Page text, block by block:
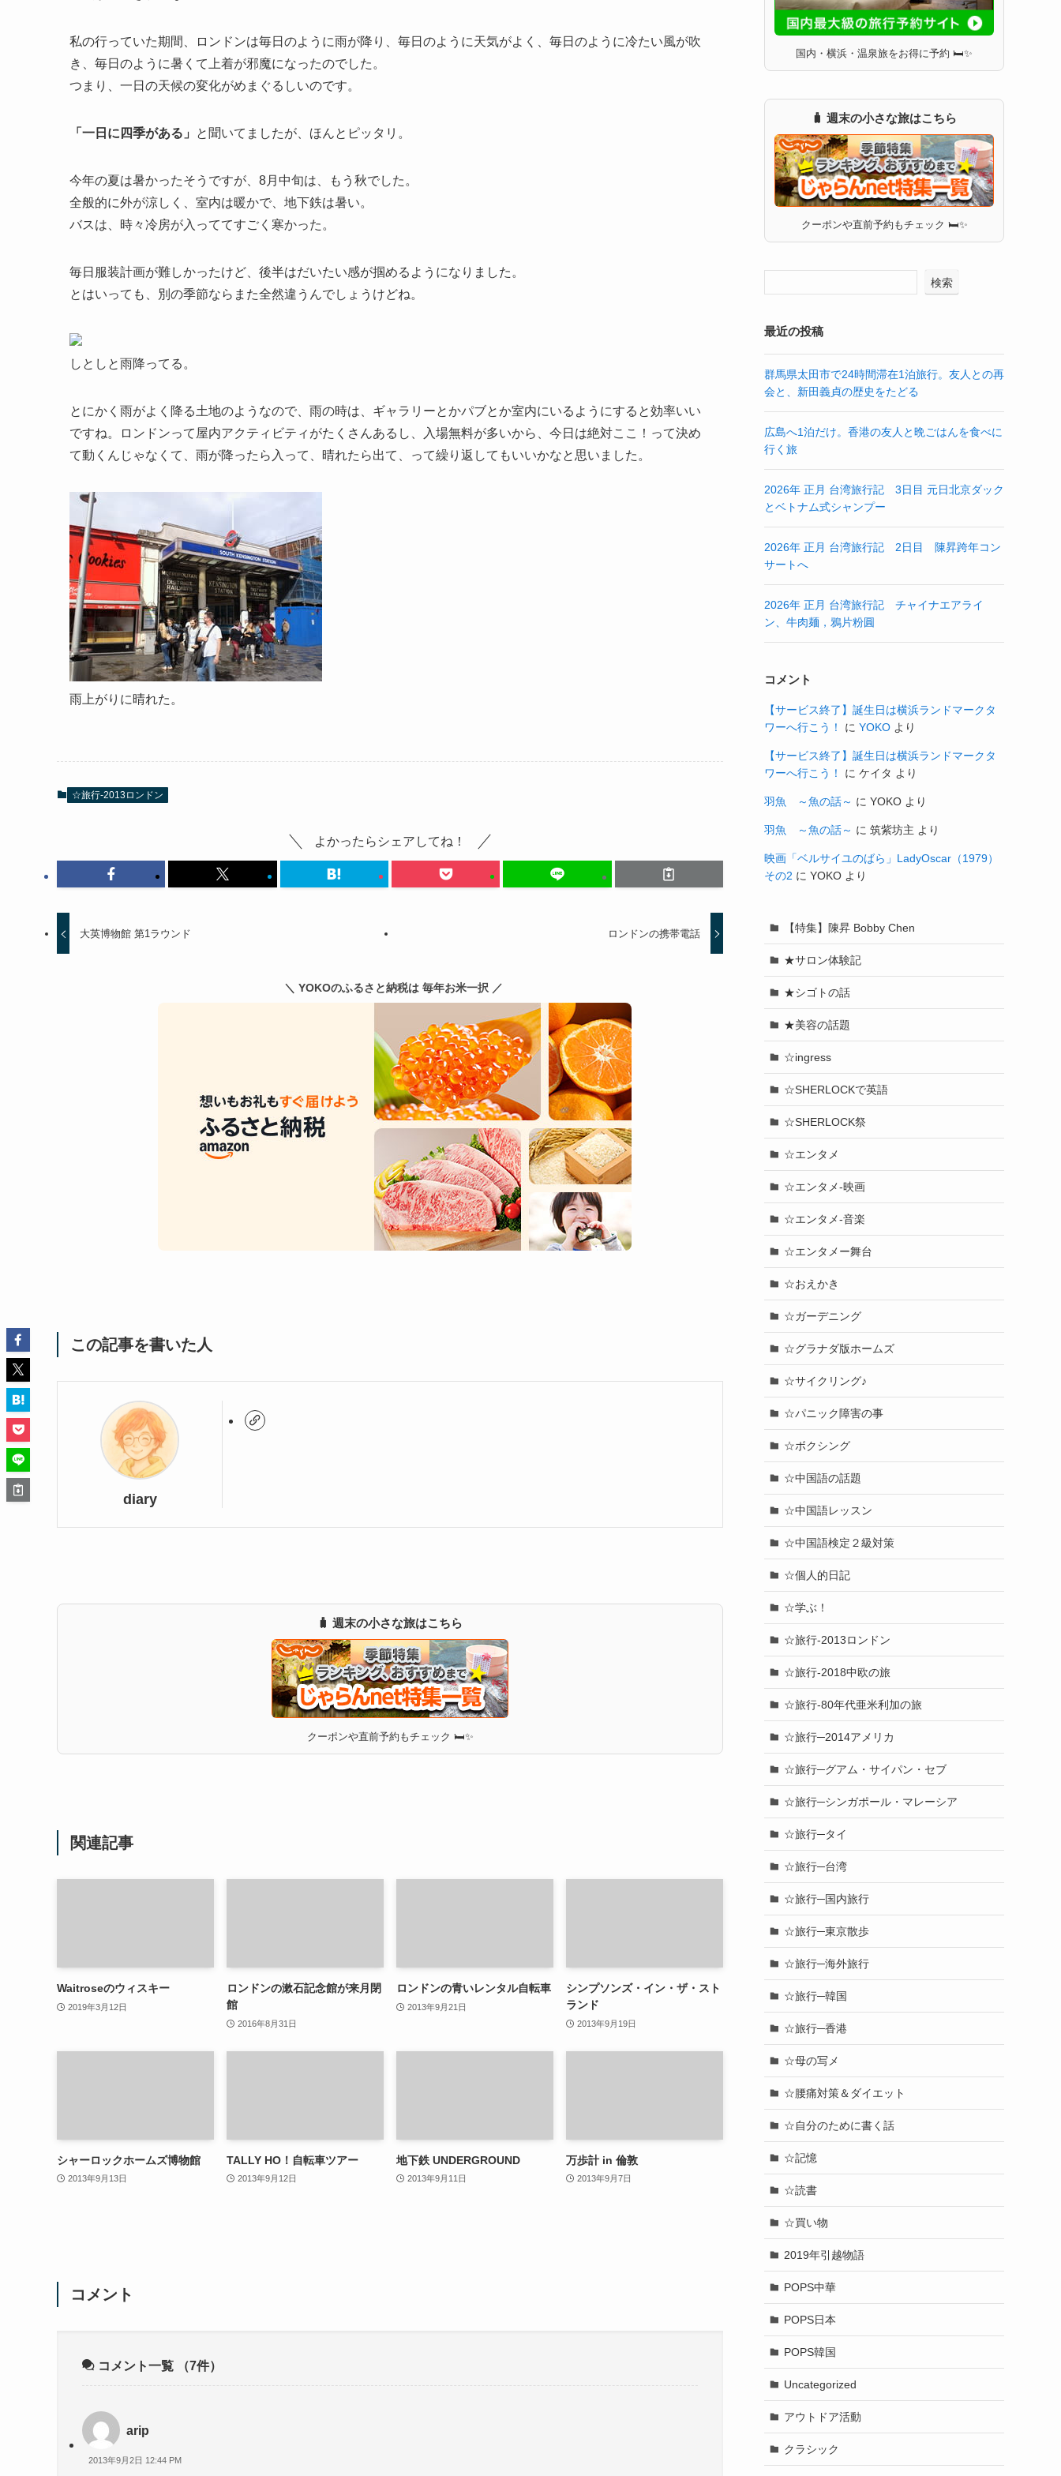
私の行っていた期間、ロンドンは毎日のように雨が降り、毎日のように天気がよく、毎日のように冷たい風が吹
き、毎日のように暑くて上着が邪魔になったのでした。
つまり、一日の天候の変化がめまぐるしいのです。
「一日に四季がある」 と聞いてましたが、ほんとピッタリ。
今年の夏は暑かったそうですが、8月中旬は、もう秋でした。
全般的に外が涼しく、室内は暖かで、地下鉄は暑い。
バスは、時々冷房が入っててすごく寒かった。
毎日服装計画が難しかったけど、後半はだいたい感が掴めるようになりました。
とはいっても、別の季節ならまた全然違うんでしょうけどね。
しとしと雨降ってる。
とにかく雨がよく降る土地のようなので、雨の時は、ギャラリーとかパブとか室内にいるようにすると効率いい
ですね。ロンドンって屋内アクティビティがたくさんあるし、入場無料が多いから、今日は絶対ここ！って決め
て動くんじゃなくて、雨が降ったら入って、晴れたら出て、って繰り返してもいいかなと思いました。
雨上がりに晴れた。
☆旅行-2013ロンドン
よかったらシェアしてね！
大英博物館 第1ラウンド ロンドンの携帯電話
＼ YOKOのふるさと納税は 毎年お米一択 ／
この記事を書いた人
diary
🧳 週末の小さな旅はこちら
クーポンや直前予約もチェック 🛏✨
関連記事
Waitroseのウィスキー
2019年3月12日
ロンドンの漱石記念館が来月閉
館
2016年8月31日
ロンドンの青いレンタル自転車
2013年9月21日
シンプソンズ・イン・ザ・スト
ランド
2013年9月19日
シャーロックホームズ博物館
2013年9月13日
TALLY HO！自転車ツアー
2013年9月12日
地下鉄 UNDERGROUND
2013年9月11日
万歩計 in 倫敦
2013年9月7日
コメント
コメント一覧 （7件）
arip
2013年9月2日 12:44 PM
国内・横浜・温泉旅をお得に予約 🛏✨
🧳 週末の小さな旅はこちら
クーポンや直前予約もチェック 🛏✨
検索
最近の投稿
群馬県太田市で24時間滞在1泊旅行。友人との再
会と、新田義貞の歴史をたどる
広島へ1泊だけ。香港の友人と晩ごはんを食べに
行く旅
2026年 正月 台湾旅行記 3日目 元日北京ダック
とベトナム式シャンプー
2026年 正月 台湾旅行記 2日目 陳昇跨年コン
サートへ
2026年 正月 台湾旅行記 チャイナエアライ
ン、牛肉麺，鴉片粉圓
コメント
【サービス終了】誕生日は横浜ランドマークタ
ワーへ行こう！
に YOKO より
【サービス終了】誕生日は横浜ランドマークタ
ワーへ行こう！
に ケイタ より
羽魚 ～魚の話～ に YOKO より
羽魚 ～魚の話～ に 筑紫坊主 より
映画「ベルサイユのばら」LadyOscar（1979）
その2 に YOKO より
【特集】陳昇 Bobby Chen
★サロン体験記
★シゴトの話
★美容の話題
☆ingress
☆SHERLOCKで英語
☆SHERLOCK祭
☆エンタメ
☆エンタメ-映画
☆エンタメ-音楽
☆エンタメー舞台
☆おえかき
☆ガーデニング
☆グラナダ版ホームズ
☆サイクリング♪
☆パニック障害の事
☆ボクシング
☆中国語の話題
☆中国語レッスン
☆中国語検定２級対策
☆個人的日記
☆学ぶ！
☆旅行-2013ロンドン
☆旅行-2018中欧の旅
☆旅行-80年代亜米利加の旅
☆旅行─2014アメリカ
☆旅行─グアム・サイパン・セブ
☆旅行─シンガポール・マレーシア
☆旅行─タイ
☆旅行─台湾
☆旅行─国内旅行
☆旅行─東京散歩
☆旅行─海外旅行
☆旅行─韓国
☆旅行─香港
☆母の写メ
☆腰痛対策＆ダイエット
☆自分のために書く話
☆記憶
☆読書
☆買い物
2019年引越物語
POPS中華
POPS日本
POPS韓国
Uncategorized
アウトドア活動
クラシック